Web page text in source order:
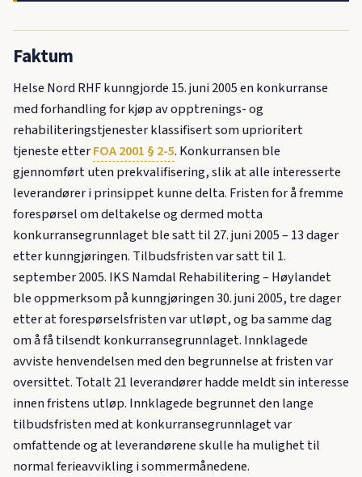
Faktum
Helse Nord RHF kunngjorde 15. juni 2005 en konkurranse
med forhandling for kjøp av opptrenings- og
rehabiliteringstjenester klassifisert som uprioritert
tjeneste etterFOA 2001 § 2-5. Konkurransen ble
gjennomført uten prekvalifisering, slik at alle interesserte
leverandører i prinsippet kunne delta. Fristen for å fremme
forespørsel om deltakelse og dermed motta
konkurransegrunnlaget ble satt til 27. juni 2005 – 13 dager
etter kunngjøringen. Tilbudsfristen var satt til 1.
september 2005. IKS Namdal Rehabilitering – Høylandet
ble oppmerksom på kunngjøringen 30. juni 2005, tre dager
etter at forespørselsfristen var utløpt, og ba samme dag
om å få tilsendt konkurransegrunnlaget. Innklagede
avviste henvendelsen med den begrunnelse at fristen var
oversittet. Totalt 21 leverandører hadde meldt sin interesse
innen fristens utløp. Innklagede begrunnet den lange
tilbudsfristen med at konkurransegrunnlaget var
omfattende og at leverandørene skulle ha mulighet til
normal ferieavvikling i sommermånedene.